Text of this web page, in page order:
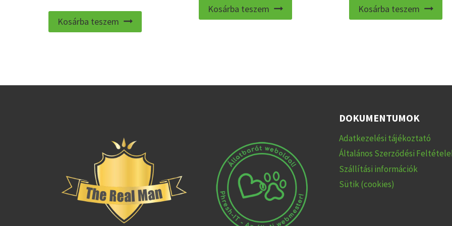
Kosárba teszem
Kosárba teszem Kosárba teszem
DOKUMENTUMOK
Adatkezelési tájékoztató
Általános Szerződési
Szállítási információk
Sütik (cookies)